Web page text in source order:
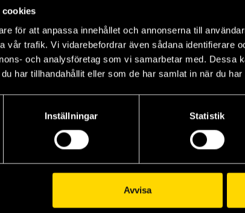
cookies
för att anpassa innehållet och annonserna till
vår trafik. Vi vidarebefordrar även sådana identifierare
och analysföretag som vi samarbetar med. Dessa
har tillhandahållit eller som de har samlat in när du
Inställningar Statistik
Avvisa
The Mime Order (Author’s Preferred Text) Among the Burning Flowers The Mask
199 kr